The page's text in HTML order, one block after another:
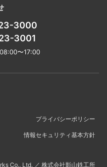
3000
3001
〜17:00
プライバシーポリシー
情報セキュリティ基本方針
Co., Ltd. ／ 株式会社影山鉄工所